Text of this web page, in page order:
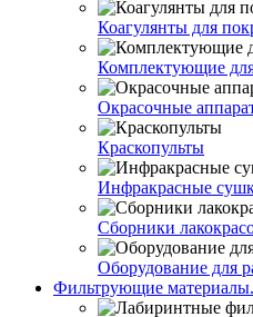
Коагулянты для
Комплектующие
Окрасочные
Краскопульты
Инфракрасные
Сборники
Оборудование для
Фильтрующие